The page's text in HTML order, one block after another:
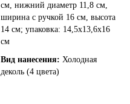
см, нижний диаметр 11,8 см,
ширина с ручкой 16 см, высота
14 см; упаковка: 14,5х13,6х16
см
Вид нанесения: Холодная
деколь (4 цвета)